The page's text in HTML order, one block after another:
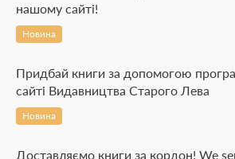
нашому сайті!
Новина
Придбай книги за допомогою
сайті Видавництва Старого Лева
Новина
Доставляємо книги за кордон! We